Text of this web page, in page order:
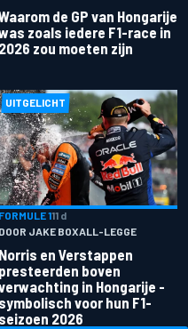
de GP van Hongarije
zoals iedere F1-race in
2026 zou moeten zijn
UITGELICHT
FORMULE 111 d
DOOR JAKE BOXALL-LEGGE
Norris en Verstappen
presteerden boven
in Hongarije -
symbolisch voor hun F1-
seizoen 2026